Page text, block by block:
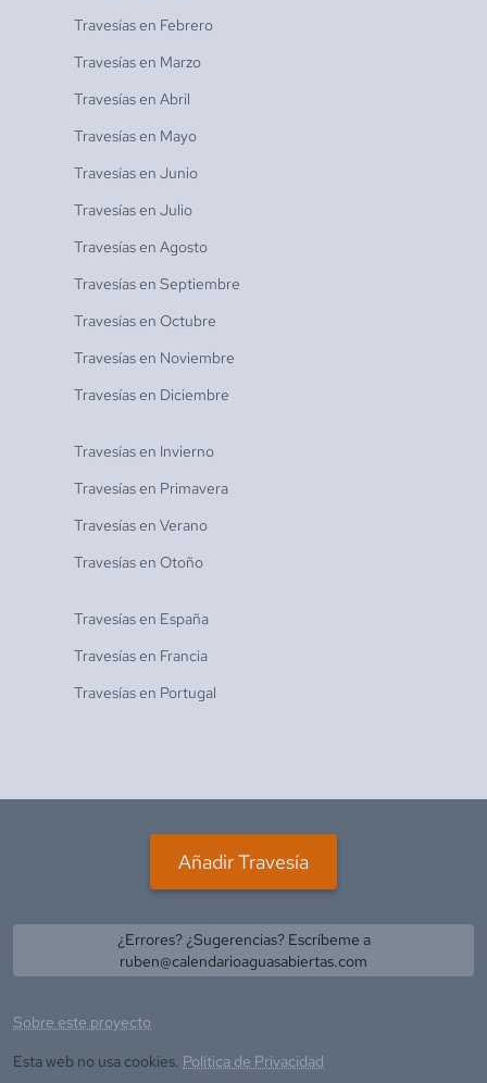
Travesías en Febrero
Travesías en Marzo
Travesías en Abril
Travesías en Mayo
Travesías en Junio
Travesías en Julio
Travesías en Agosto
Travesías en Septiembre
Travesías en Octubre
Travesías en Noviembre
Travesías en Diciembre
Travesías en Invierno
Travesías en Primavera
Travesías en Verano
Travesías en Otoño
Travesías en España
Travesías en Francia
Travesías en Portugal
Añadir Travesía
¿Errores? ¿Sugerencias? Escríbeme a
ruben@calendarioaguasabiertas.com
Sobre este proyecto
Esta web no usa cookies. Política de Privacidad